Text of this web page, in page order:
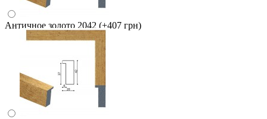
Античное золото 2042 (+407 грн)